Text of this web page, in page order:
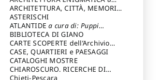
cura di: Lenci Ruggero
ARCHITETTURA, CITTÀ, MEMORIA
a cura di: Valeriani Enrico
ASTERISCHI
ATLANTIDEa cura di: Puppi
Lionello
BIBLIOTECA DI GIANO
CARTE SCOPERTE dell’Archivio
Storico Capitolino
CASE, QUARTIERI e PAESAGGI
CATALOGHI MOSTRE
CHIAROSCURO. RICERCHE DI
STORIA E STORIA DELL'ARTE
Chieti-Pescara